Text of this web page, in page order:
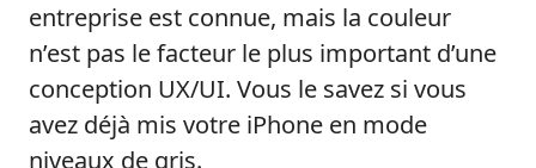
entreprise est connue, mais la couleur
n’est pas le facteur le plus important d’une
conception UX/UI. Vous le savez si vous
avez déjà mis votre iPhone en mode
niveaux de gris.